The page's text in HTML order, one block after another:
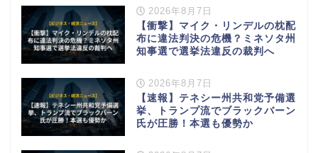
2026年8月7日
【衝撃】マイク・リンデルの枕配
布に違法判決の危機？ミネソタ州
知事選で選挙法違反の裁判へ
2026年8月7日
【速報】テネシー州共和党予備選
挙、トランプ流でブラックバーン
氏が圧勝！本選も優勢か